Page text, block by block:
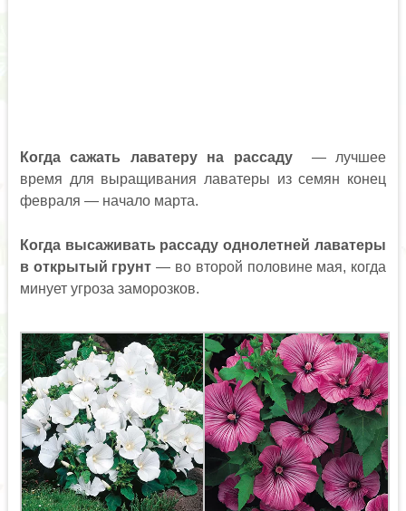
Когда сажать лаватеру на рассаду— лучшее
время для выращивания лаватеры из семян конец
февраля — начало марта.
Когда высаживать рассаду однолетней лаватеры
в открытый грунт — во второй половине мая, когда
минует угроза заморозков.